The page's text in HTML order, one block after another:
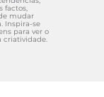
factos,
mudar
Inspira-se
para ver o
criatividade.